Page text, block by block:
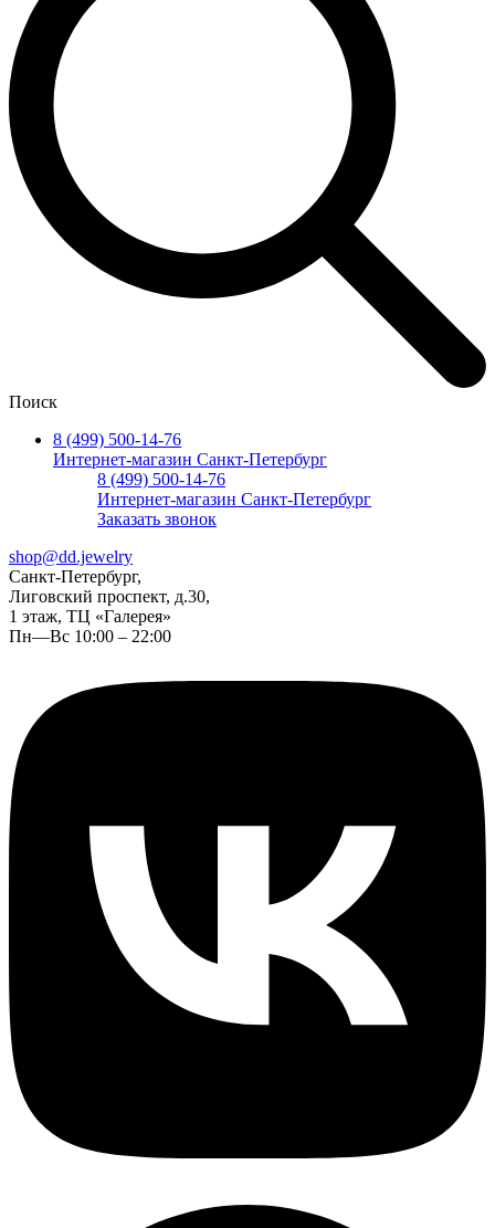
Поиск
8 (499) 500-14-76
Интернет-магазин Санкт-Петербург
8 (499) 500-14-76
Интернет-магазин Санкт-Петербург
Заказать звонок
shop@dd.jewelry
Санкт-Петербург,
Лиговский проспект, д.30,
1 этаж, ТЦ «Галерея»
Пн—Вс 10:00 – 22:00